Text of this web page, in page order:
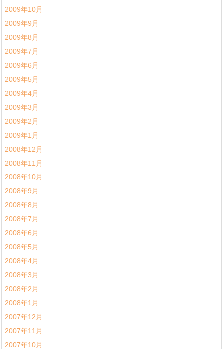
2009年10月
2009年9月
2009年8月
2009年7月
2009年6月
2009年5月
2009年4月
2009年3月
2009年2月
2009年1月
2008年12月
2008年11月
2008年10月
2008年9月
2008年8月
2008年7月
2008年6月
2008年5月
2008年4月
2008年3月
2008年2月
2008年1月
2007年12月
2007年11月
2007年10月